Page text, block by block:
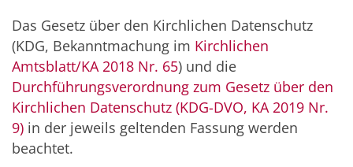
Das Gesetz über den Kirchlichen Datenschutz
(KDG, Bekanntmachung im Kirchlichen
Amtsblatt/KA 2018 Nr. 65) und die
Durchführungsverordnung zum Gesetz über den
Kirchlichen Datenschutz (KDG-DVO, KA 2019 Nr.
9) in der jeweils geltenden Fassung werden
beachtet.